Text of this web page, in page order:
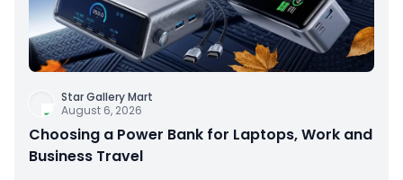
Star Gallery Mart
August 6, 2026
Choosing a Power Bank for Laptops, Work and
Business Travel